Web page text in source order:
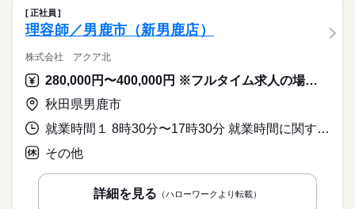
就業時間・曜日
土日祝休
平日休み
働き方・環境
大手企業
ブランクOK
研修制度
日払い 週払い 禁煙・分煙
バイク自転車
車OK
ルーティン
期間・時間
◆予定が組みやすいシフト ◆自分の働きたい時間でお仕事を探
せる ◆週5日のシフト制 ◎シフト例 ￣￣￣￣￣￣ 06：00～1
の他にもシフト多数！ （実働8h／休憩1h ※案件によって異なり
ます） ▼ 働き方はあなた次第♪ 「日勤のみで働きたい」 「土日
休みが良い」 「長期で働きたい」 「残業は少ない方が良い」 な
ど、希望を教えてください！ ※ご応募のタイミングによって
は、ご希望のお仕事が定員に達している場合があります。 その
際は、ご希望に沿う他のお仕事を並行してご案内致します。
土日休み案件多数！
募集条件
交通費 即日スタート 主婦・主夫
WEB登録
就業時間・曜日
残業なし 残20未満
土日祝休
平日休み シフト勤務
働き方・環境
大手企業
研修制度
ルーティン 電話なし
◆即払いサービスあり ＼ 働いた分を早めにGET！ ／ 働いた分
の給与の一部を、給料日前に受け取れます。 スマホでカンタン
申請！ 給料日前にお金が必要な時や、急な出費がある時も安心
です。 ※最短5日後から受け取り可能 ※給与は原則【月末締め
／翌月25日払い】 ※当社規定あり ◆深夜手当アリ 22時～翌5
時に働いた場合は時給25％UP ◆残業代支給 勤務時間が8hを超
期間・時間 3ヵ月以上
◆予定が組みやすいシフト ◆自分の働きたい時間でお仕事を探
せる ◆週5日のシフト制 ◎シフト例 ￣￣￣￣￣￣ 06：00～1
5：00 07：00～16：00 08：00～17：00 09：00～18：00 などこ
の他にもシフト多数！ （実働8h／休憩1h ※案件によって異なり
ます） ▼ 働き方はあなた次第♪ 「日勤のみで働きたい」 「土日
休みが良い」 「長期で働きたい」 「残業は少ない方が良い」 な
正社員
理容師／男鹿市（新男鹿店）
株式会社 アクア北
280,000円〜400,000円 ※フルタイム求人の場合は月額（換算額）、パート求人の場合は時間額を表示しています。
秋田県男鹿市
就業時間１ 8時30分〜17時30分 就業時間に関する特記事項 【拘束時間】８：３０～１８：３０については特記事項参照
その他
詳細を見る （ハローワークより転載）